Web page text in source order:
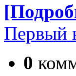
Первый
0